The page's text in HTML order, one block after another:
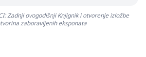
Zadnji ovogodišnji Knjignik i otvorenje izložbe
zaboravljenih eksponata